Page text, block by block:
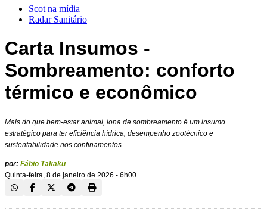
Scot na mídia
Radar Sanitário
Carta Insumos -
Sombreamento: conforto
térmico e econômico
Mais do que bem-estar animal, lona de sombreamento é um insumo
estratégico para ter eficiência hídrica, desempenho zootécnico e
sustentabilidade nos confinamentos.
por: Fábio Takaku
Quinta-feira, 8 de janeiro de 2026 - 6h00